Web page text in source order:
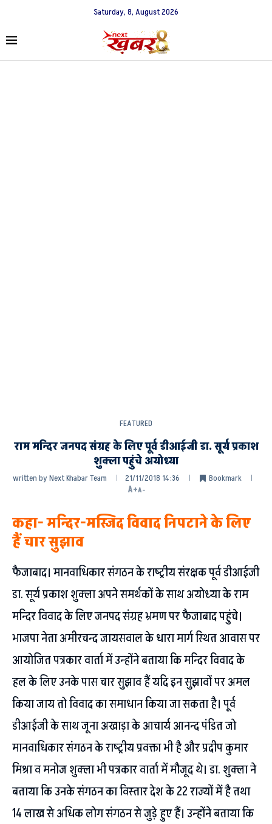
Saturday, 8, August 2026
FEATURED
राम मन्दिर जनपद संग्रह के लिए पूर्व डीआईजी डा. सूर्य प्रकाश
शुक्ला पहुंचे अयोध्या
written byNext Khabar Team 21/11/2018 14:36
Bookmark
A+A-
कहा- मन्दिर-मस्जिद विवाद निपटाने के लिए
हैं चार सुझाव
फैजाबाद। मानवाधिकार संगठन के राष्ट्रीय संरक्षक पूर्व डीआईजी
डा. सूर्य प्रकाश शुक्ला अपने समर्थकों के साथ अयोध्या के राम
मन्दिर विवाद के लिए जनपद संग्रह भ्रमण पर फैजाबाद पहुंचे।
भाजपा नेता अमीरचन्द जायसवाल के धारा मार्ग स्थित आवास पर
आयोजित पत्रकार वार्ता में उन्होंने बताया कि मन्दिर विवाद के
हल के लिए उनके पास चार सुझाव हैं यदि इन सुझावों पर अमल
किया जाय तो विवाद का समाधान किया जा सकता है। पूर्व
डीआईजी के साथ जूना अखाड़ा के आचार्य आनन्द पंडित जो
मानवाधिकार संगठन के राष्ट्रीय प्रवक्ता भी है और प्रदीप कुमार
मिश्रा व मनोज शुक्ला भी पत्रकार वार्ता में मौजूद थे। डा. शुक्ला ने
बताया कि उनके संगठन का विस्तार देश के 22 राज्यों में है तथा
14 लाख से अधिक लोग संगठन से जुड़े हुए हैं। उन्होंने बताया कि